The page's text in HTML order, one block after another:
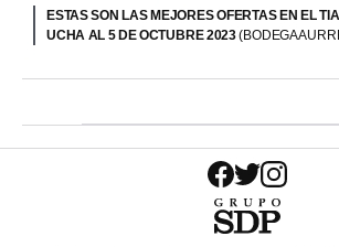
ESTAS SON LAS MEJORES OFERTAS EN EL
UCHA AL 5 DE OCTUBRE 2023(BODEGA